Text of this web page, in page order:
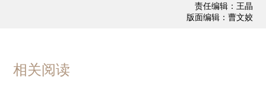
责任编辑：王晶
版面编辑：曹文姣
相关阅读